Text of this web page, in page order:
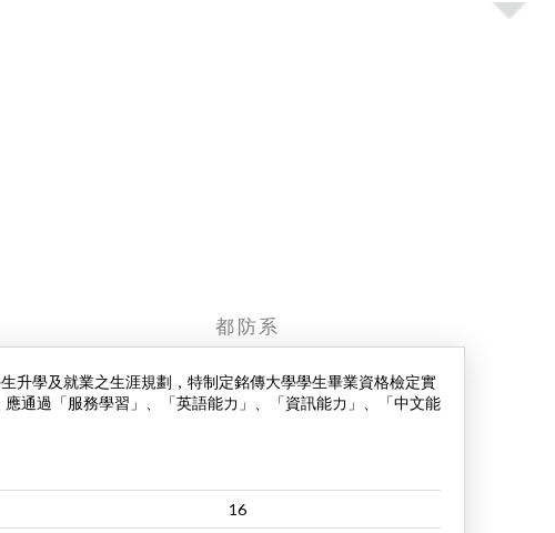
都防系
升學及就業之生涯規劃，特制定銘傳大學學生畢業資格檢定實
通過「服務學習」、「英語能力」、「資訊能力」、「中文能
16